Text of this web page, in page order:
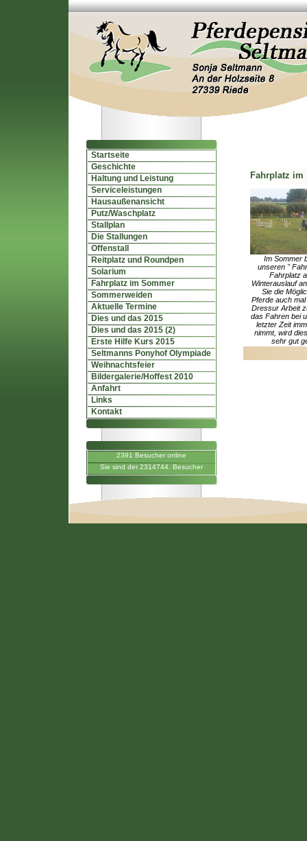
Startseite
Geschichte
Haltung und Leistung
Serviceleistungen
Hausaußenansicht
Putz/Waschplatz
Stallplan
Die Stallungen
Offenstall
Reitplatz und Roundpen
Solarium
Fahrplatz im Sommer
Sommerweiden
Aktuelle Termine
Dies und das 2015
Dies und das 2015 (2)
Erste Hilfe Kurs 2015
Seltmanns Ponyhof Olympiade
Weihnachtsfeier
Bildergalerie/Hoffest 2010
Anfahrt
Links
Kontakt
2391 Besucher online
Sie sind der 2314744. Besucher
Fahrplatz im
Im Sommer
unseren "
Fahrplatz
Winterauslauf
Sie die
Pferde auch
Dressur Arbeit
das Fahren bei
letzter Zeit
nimmt, wird
sehr gut